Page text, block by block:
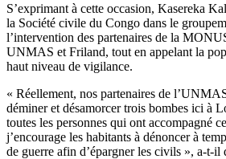
S’exprimant à cette occasion, Kasereka
la Société civile du Congo dans le
l’intervention des partenaires de la
UNMAS et Friland, tout en appelant la
haut niveau de vigilance.
« Réellement, nos partenaires de
déminer et désamorcer trois bombes ici à
toutes les personnes qui ont accompagné
j’encourage les habitants à dénoncer à
de guerre afin d’épargner les civils », a-t-il